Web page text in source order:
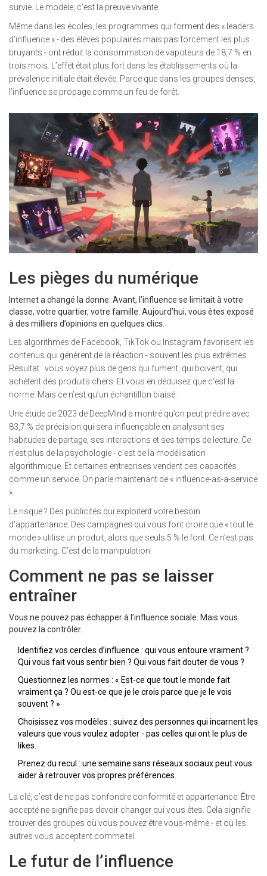
survie. Le modèle, c’est la preuve vivante.
Même dans les écoles, les programmes qui forment des « leaders
d’influence » - des élèves populaires mais pas forcément les plus
bruyants - ont réduit la consommation de vapoteurs de 18,7 % en
trois mois. L’effet était plus fort dans les établissements où la
prévalence initiale était élevée. Parce que dans les groupes denses,
l’influence se propage comme un feu de forêt.
Les pièges du numérique
Internet a changé la donne. Avant, l’influence se limitait à votre
classe, votre quartier, votre famille. Aujourd’hui, vous êtes exposé
à des milliers d’opinions en quelques clics.
Les algorithmes de Facebook, TikTok ou Instagram favorisent les
contenus qui génèrent de la réaction - souvent les plus extrêmes.
Résultat : vous voyez plus de gens qui fument, qui boivent, qui
achètent des produits chers. Et vous en déduisez que c’est la
norme. Mais ce n’est qu’un échantillon biaisé.
Une étude de 2023 de DeepMind a montré qu’on peut prédire avec
83,7 % de précision qui sera influençable en analysant ses
habitudes de partage, ses interactions et ses temps de lecture. Ce
n’est plus de la psychologie - c’est de la modélisation
algorithmique. Et certaines entreprises vendent ces capacités
comme un service. On parle maintenant de « influence-as-a-service
».
Le risque ? Des publicités qui exploitent votre besoin
d’appartenance. Des campagnes qui vous font croire que « tout le
monde » utilise un produit, alors que seuls 5 % le font. Ce n’est pas
du marketing. C’est de la manipulation.
Comment ne pas se laisser
entraîner
Vous ne pouvez pas échapper à l’influence sociale. Mais vous
pouvez la contrôler.
Identifiez vos cercles d’influence : qui vous entoure vraiment ?
Qui vous fait vous sentir bien ? Qui vous fait douter de vous ?
Questionnez les normes : « Est-ce que tout le monde fait
vraiment ça ? Ou est-ce que je le crois parce que je le vois
souvent ? »
Choisissez vos modèles : suivez des personnes qui incarnent les
valeurs que vous voulez adopter - pas celles qui ont le plus de
likes.
Prenez du recul : une semaine sans réseaux sociaux peut vous
aider à retrouver vos propres préférences.
La clé, c’est de ne pas confondre conformité et appartenance. Être
accepté ne signifie pas devoir changer qui vous êtes. Cela signifie
trouver des groupes où vous pouvez être vous-même - et où les
autres vous acceptent comme tel.
Le futur de l’influence